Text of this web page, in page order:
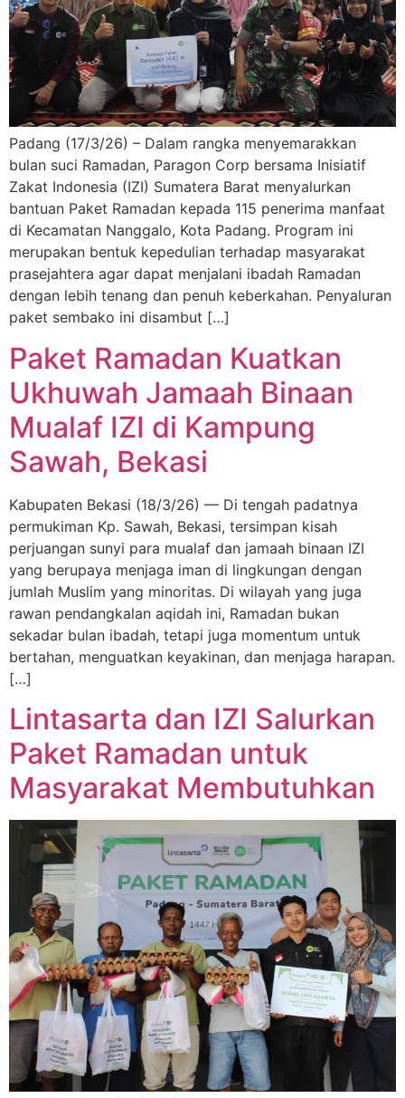
Padang (17/3/26) – Dalam rangka menyemarakkan
bulan suci Ramadan, Paragon Corp bersama Inisiatif
Zakat Indonesia (IZI) Sumatera Barat menyalurkan
bantuan Paket Ramadan kepada 115 penerima manfaat
di Kecamatan Nanggalo, Kota Padang. Program ini
merupakan bentuk kepedulian terhadap masyarakat
prasejahtera agar dapat menjalani ibadah Ramadan
dengan lebih tenang dan penuh keberkahan. Penyaluran
paket sembako ini disambut […]
Paket Ramadan Kuatkan
Ukhuwah Jamaah Binaan
Mualaf IZI di Kampung
Sawah, Bekasi
Kabupaten Bekasi (18/3/26) — Di tengah padatnya
permukiman Kp. Sawah, Bekasi, tersimpan kisah
perjuangan sunyi para mualaf dan jamaah binaan IZI
yang berupaya menjaga iman di lingkungan dengan
jumlah Muslim yang minoritas. Di wilayah yang juga
rawan pendangkalan aqidah ini, Ramadan bukan
sekadar bulan ibadah, tetapi juga momentum untuk
bertahan, menguatkan keyakinan, dan menjaga harapan.
[…]
Lintasarta dan IZI Salurkan
Paket Ramadan untuk
Masyarakat Membutuhkan